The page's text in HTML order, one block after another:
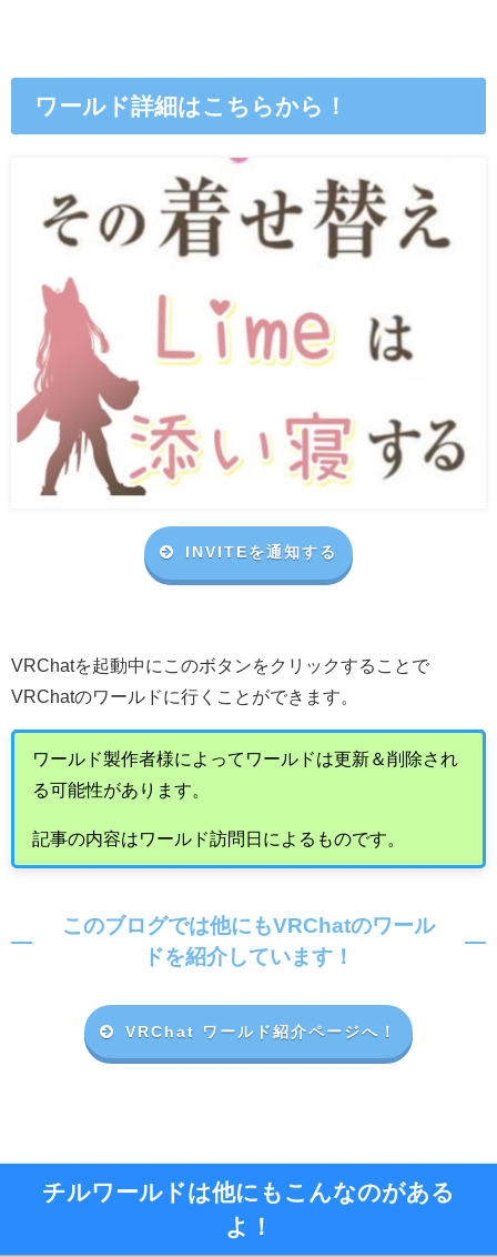
ワールド詳細はこちらから！
INVITEを通知する
VRChatを起動中にこのボタンをクリックすることで
VRChatのワールドに行くことができます。
ワールド製作者様によってワールドは更新＆削除され
る可能性があります。
記事の内容はワールド訪問日によるものです。
このブログでは他にもVRChatのワール
ドを紹介しています！
VRChat ワールド紹介ページへ！
チルワールドは他にもこんなのがある
よ！